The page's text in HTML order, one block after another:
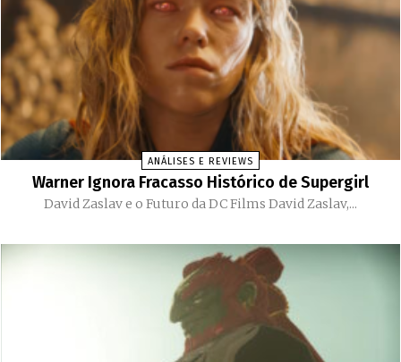
ANÁLISES E REVIEWS
Warner Ignora Fracasso Histórico de Supergirl
David Zaslav e o Futuro da DC Films David Zaslav,...